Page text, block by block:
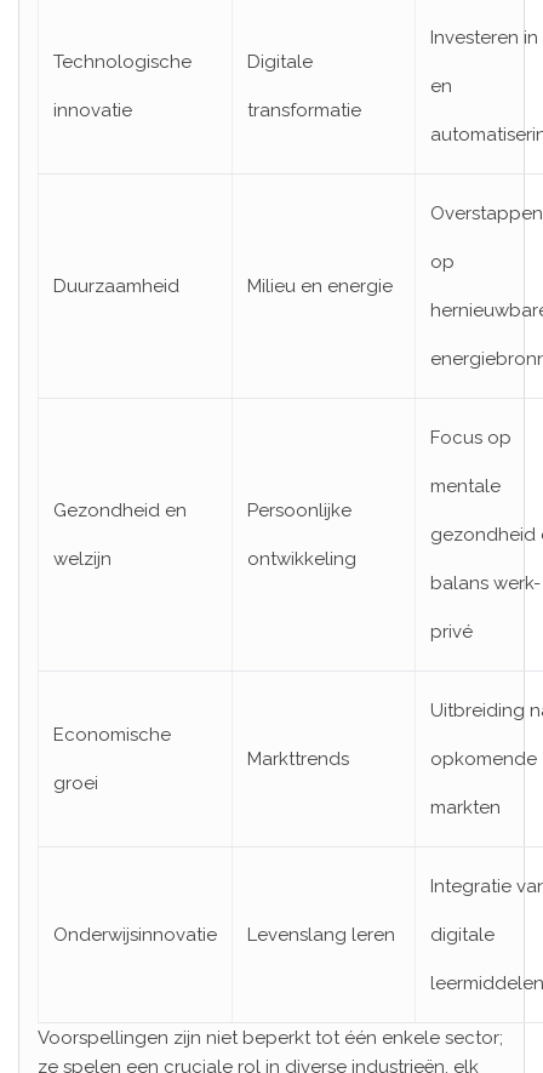
Technologische
innovatie
Digitale
transformatie
Investeren in
en
Duurzaamheid Milieu en energie
Overstappen
op
Gezondheid en
welzijn
Persoonlijke
ontwikkeling
Focus op
mentale
gezondheid
balans werk-
privé
Economische
groei
Markttrends
Uitbreiding
opkomende
markten
Onderwijsinnovatie Levenslang leren
Integratie
digitale
leermiddelen
Voorspellingen zijn niet beperkt tot één enkele sector;
ze spelen een cruciale rol in diverse industrieën, elk